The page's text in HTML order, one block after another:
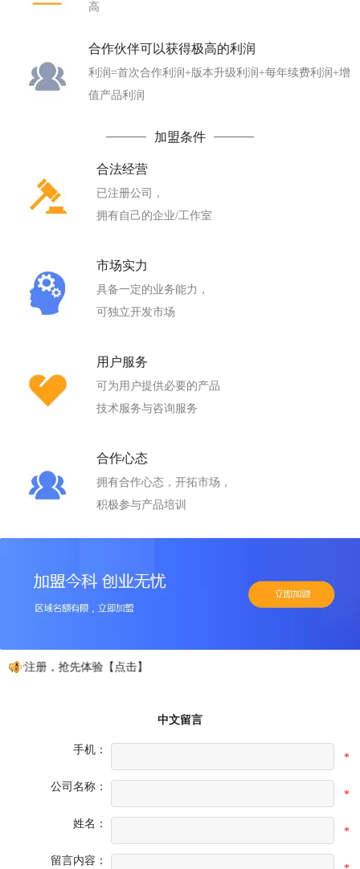
高
合作伙伴可以获得极高的利润
利润=首次合作利润+版本升级利润+每年续费利润+增
值产品利润
加盟条件
合法经营
已注册公司，
拥有自己的企业/工作室
市场实力
具备一定的业务能力，
可独立开发市场
用户服务
可为用户提供必要的产品
技术服务与咨询服务
合作心态
拥有合作心态，开拓市场，
积极参与产品培训
注册，抢先体验【点击】
中文留言
手机：
*
公司名称：
*
姓名：
*
留言内容：